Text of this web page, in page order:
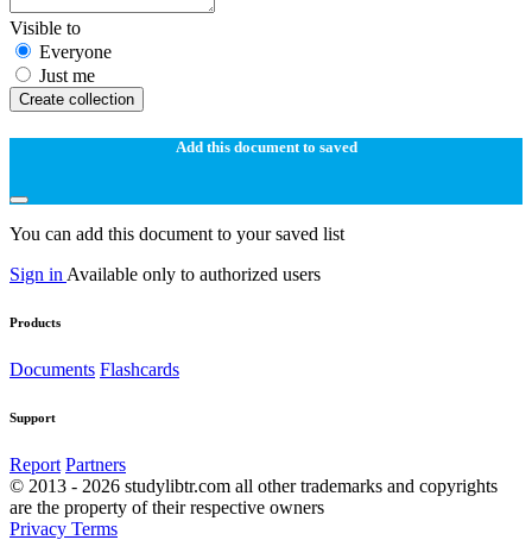
Visible to
Everyone
Just me
Create collection
Add this document to saved
You can add this document to your saved list
Sign in Available only to authorized users
Products
Documents Flashcards
Support
Report Partners
© 2013 - 2026 studylibtr.com all other trademarks and copyrights
are the property of their respective owners
Privacy Terms